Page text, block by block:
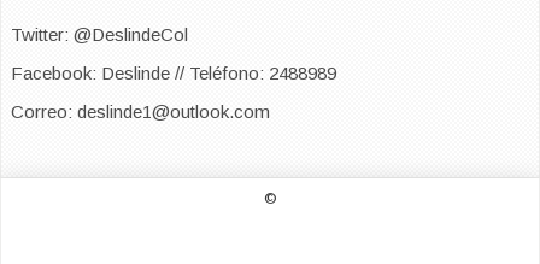
Twitter: @DeslindeCol
Facebook: Deslinde // Teléfono: 2488989
Correo: deslinde1@outlook.com
©